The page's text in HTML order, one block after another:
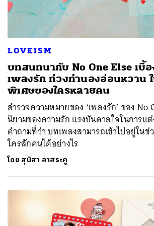
LOVEISM
บทสนทนากับ No One Else เบื้
เพลงรัก ท่วงทำนองอ่อนหวาน
พิเศษของใครหลายคน
สำรวจความหมายของ ‘เพลงรัก’ ของ No
นิยามของความรัก แรงบันดาลใจในการแ
คำถามที่ว่า บทเพลงสามารถเข้าไปอยู่ใน
ใครสักคนได้อย่างไร
โดย สุนิสา ลาสระคู